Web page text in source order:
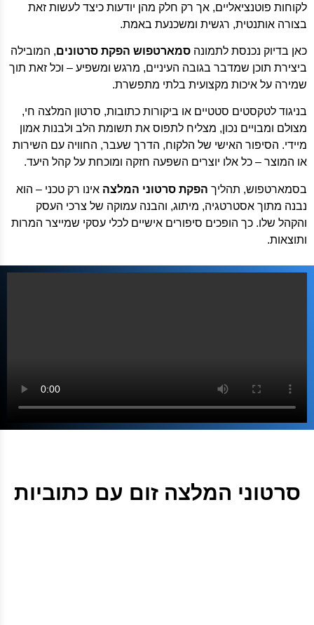
לקוחות פוטנציאליים, אך רק חלק מהן יודעות כיצד לעשות זאת
בצורה אותנטית, רגשית ומשכנעת באמת.
כאן בדיוק נכנסת לתמונה סמארטפוש הפקת סרטונים, המובילה
ביצירת תוכן שמדבר בגובה העיניים, מרגש ומשפיע – וכל זאת תוך
שמירה על איכות מקצועית בלתי מתפשרת.
בניגוד לטקסטים סטטיים או ביקורות כתובות, סרטון המלצה חי,
מצולם ומבויים נכון, מצליח לתפוס את תשומת הלב ולבנות אמון
מיידי. הסיפור האישי של הלקוח, הדרך שעבר, החוויה עם השירות
או המוצר – כל אלו יוצרים השפעה חזקה ומוכחת על קהל היעד.
בסמארטפוש, תהליך הפקת סרטוני המלצה אינו רק טכני – הוא
נבנה מתוך אסטרטגיה, מיתוג, והבנה עמוקה של צרכי העסק
והקהל שלו. כך הופכים סיפורים אישיים לכלי עסקי שמייצר המרות
ותוצאות.
סרטוני המלצה זום עם כתוביות